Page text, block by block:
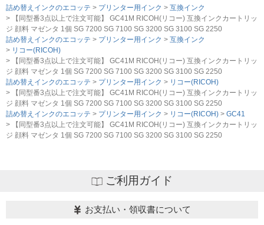
詰め替えインクのエコッテ プリンター用インク
互換インク
【同型番3点以上で注文可能】 GC41M RICOH(リコー) 互換インクカートリッ
ジ 顔料 マゼンタ 1個 SG 7200 SG 7100 SG 3200 SG 3100 SG 2250
詰め替えインクのエコッテ
プリンター用インク
互換インク
リコー(RICOH)
【同型番3点以上で注文可能】 GC41M RICOH(リコー) 互換インクカートリッ
ジ 顔料 マゼンタ 1個 SG 7200 SG 7100 SG 3200 SG 3100 SG 2250
詰め替えインクのエコッテ
プリンター用インク
リコー(RICOH)
【同型番3点以上で注文可能】 GC41M RICOH(リコー) 互換インクカートリッ
ジ 顔料 マゼンタ 1個 SG 7200 SG 7100 SG 3200 SG 3100 SG 2250
詰め替えインクのエコッテ
プリンター用インク リコー(RICOH)
GC41
【同型番3点以上で注文可能】 GC41M RICOH(リコー) 互換インクカートリッ
ジ 顔料 マゼンタ 1個 SG 7200 SG 7100 SG 3200 SG 3100 SG 2250
ご利用ガイド
お支払い・領収書について